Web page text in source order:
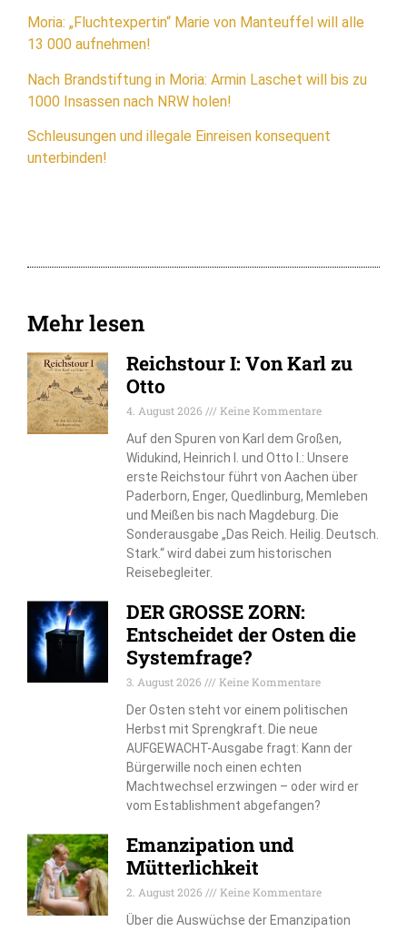
Moria: „Fluchtexpertin“ Marie von Manteuffel will alle
13 000 aufnehmen!
Nach Brandstiftung in Moria: Armin Laschet will bis zu
1000 Insassen nach NRW holen!
Schleusungen und illegale Einreisen konsequent
unterbinden!
Mehr lesen
Reichstour I: Von Karl zu
Otto
4. August 2026
Keine Kommentare
Auf den Spuren von Karl dem Großen,
Widukind, Heinrich I. und Otto I.: Unsere
erste Reichstour führt von Aachen über
Paderborn, Enger, Quedlinburg, Memleben
und Meißen bis nach Magdeburg. Die
Sonderausgabe „Das Reich. Heilig. Deutsch.
Stark.“ wird dabei zum historischen
Reisebegleiter.
DER GROSSE ZORN:
Entscheidet der Osten die
Systemfrage?
3. August 2026
Keine Kommentare
Der Osten steht vor einem politischen
Herbst mit Sprengkraft. Die neue
AUFGEWACHT-Ausgabe fragt: Kann der
Bürgerwille noch einen echten
Machtwechsel erzwingen – oder wird er
vom Establishment abgefangen?
Emanzipation und
Mütterlichkeit
2. August 2026
Keine Kommentare
Über die Auswüchse der Emanzipation